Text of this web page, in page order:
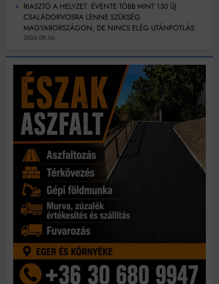
RIASZTÓ A HELYZET: ÉVENTE TÖBB MINT 130 ÚJ
CSALÁDORVOSRA LENNE SZÜKSÉG
MAGYARORSZÁGON, DE NINCS ELÉG UTÁNPÓTLÁS
2026.08.06.